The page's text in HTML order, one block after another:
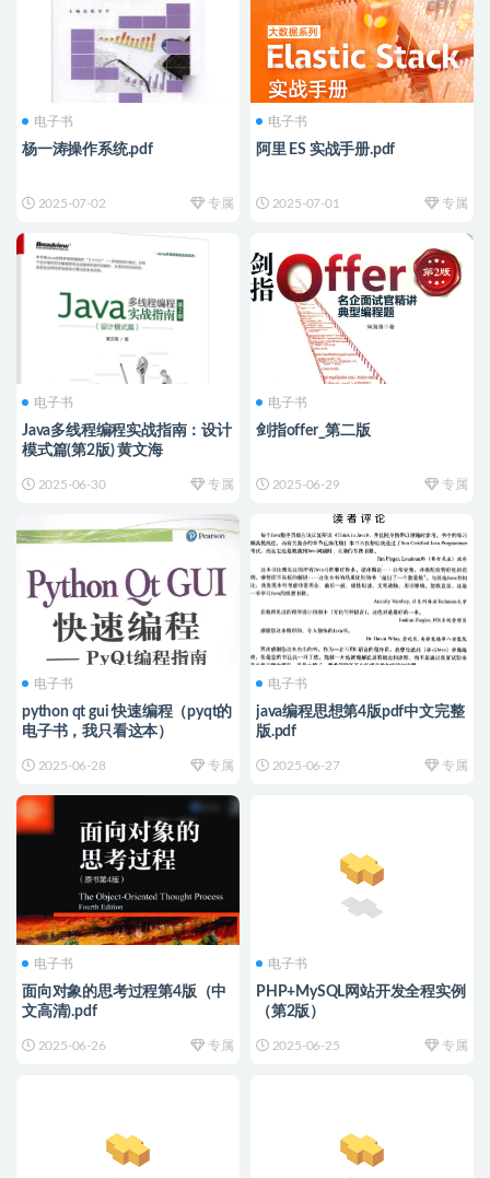
电子书
杨一涛操作系统.pdf
2025-07-02 专属
电子书
阿里 ES 实战手册.pdf
2025-07-01 专属
电子书
Java多线程编程实战指南：设计
模式篇(第2版) 黄文海
2025-06-30 专属
电子书
剑指offer_第二版
2025-06-29 专属
电子书
python qt gui 快速编程（pyqt的
电子书，我只看这本）
2025-06-28 专属
电子书
java编程思想第4版pdf中文完整
版.pdf
2025-06-27 专属
电子书
面向对象的思考过程第4版（中
文高清).pdf
2025-06-26 专属
电子书
PHP+MySQL网站开发全程实例
（第2版）
2025-06-25 专属